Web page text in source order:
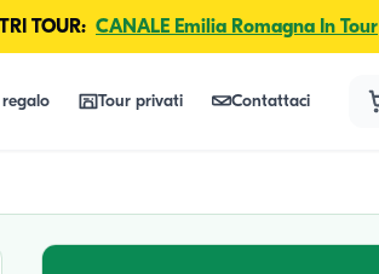
TOUR: CANALE Emilia Romagna In Tour
Tour privati Contattaci